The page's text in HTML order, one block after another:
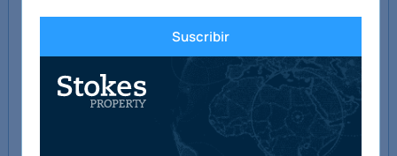
Almacenar 3,6 mx 3,7 m
Suscribir